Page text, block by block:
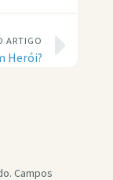
ARTIGO
Herói?
Campos